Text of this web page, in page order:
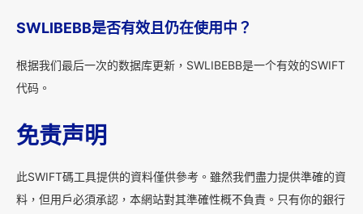
SWLIBEBB是否有效且仍在使用中？
根据我们最后一次的数据库更新，SWLIBEBB是一个有效的SWIFT
代码。
免责声明
此SWIFT碼工具提供的資料僅供參考。雖然我們盡力提供準確的資
料，但用戶必須承認，本網站對其準確性概不負責。只有你的銀行